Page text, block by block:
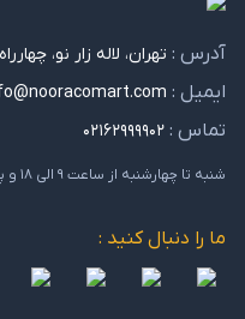
آدرس : تهران، لاله زار نو، چهارراه
ایمیل :
تماس : ۰۲۱۶۲۹۹۹۹۰۲
شنبه تا چهارشنبه از ساعت ۹ الی ۱۸ و پنج شنبه تا ۱۳
ما را دنبال کنید :